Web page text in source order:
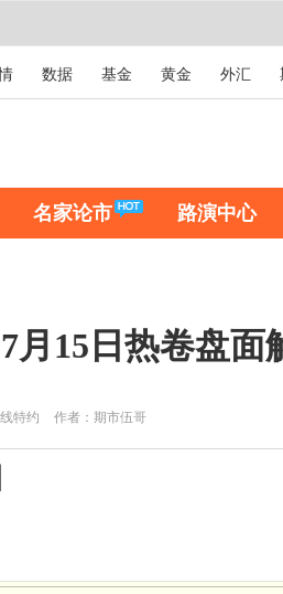
数据 基金 黄金 外汇
名家论市 路演中心
月15日热卷盘面
特约 作者：期市伍哥